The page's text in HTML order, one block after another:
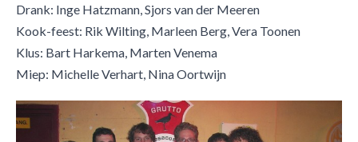
Drank: Inge Hatzmann, Sjors van der Meeren
Kook-feest: Rik Wilting, Marleen Berg, Vera Toonen
Klus: Bart Harkema, Marten Venema
Miep: Michelle Verhart, Nina Oortwijn